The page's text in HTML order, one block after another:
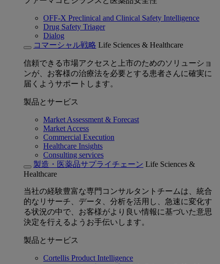
OFF-X Preclinical and Clinical Safety Intelligence
Drug Safety Triager
Dialog
コマーシャル戦略 Life Sciences & Healthcare
信頼できる市場アクセスと上市のためのソリューショ
ンが、お客様の治療法を必要とする患者さんに確実に
届くようサポートします。
製品とサービス
Market Assessment & Forecast
Market Access
Commercial Execution
Healthcare Insights
Consulting services
製造・医薬品サプライチェーン Life Sciences &
Healthcare
当社の経験豊富な専門コンサルタントチームは、統合
的なリサーチ、データ、分析を活用し、急速に変化す
る状況の中で、お客様がより良い情報に基づいた意思
決定を行えるようお手伝いします。
製品とサービス
Cortellis Product Intelligence